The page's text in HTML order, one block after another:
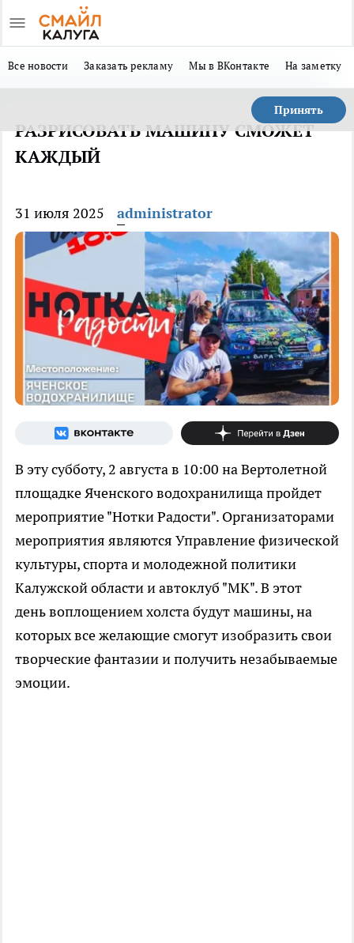
Все новости Заказать рекламу Мы в ВКонтакте На заметку
Принять
РАЗРИСОВАТЬ МАШИНУ СМОЖЕТ
КАЖДЫЙ
31 июля 2025 administrator
В эту субботу, 2 августа в 10:00 на Вертолетной
площадке Яченского водохранилища пройдет
мероприятие "Нотки Радости". Организаторами
мероприятия являются Управление физической
культуры, спорта и молодежной политики
Калужской области и автоклуб "МК". В этот
день воплощением холста будут машины, на
которых все желающие смогут изобразить свои
творческие фантазии и получить незабываемые
эмоции.